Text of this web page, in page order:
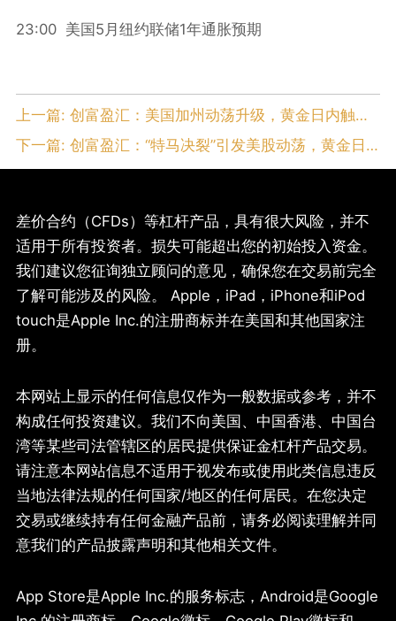
23:00 美国 5 月纽约联储1年通胀预期
上一篇: 创富盈汇：美国加州动荡升级，黄金日内触底反弹
下一篇: 创富盈汇：“特马决裂”引发美股动荡，黄金日内冲高回落，白银刷新13年新高
差价合约（CFDs）等杠杆产品，具有很大风险，并不
适用于所有投资者。损失可能超出您的初始投入资金。
我们建议您征询独立顾问的意见，确保您在交易前完全
了解可能涉及的风险。 Apple，iPad，iPhone和iPod
touch是Apple Inc.的注册商标并在美国和其他国家注
册。
本网站上显示的任何信息仅作为一般数据或参考，并不
构成任何投资建议。我们不向美国、中国香港、中国台
湾等某些司法管辖区的居民提供保证金杠杆产品交易。
请注意本网站信息不适用于视发布或使用此类信息违反
当地法律法规的任何国家/地区的任何居民。在您决定
交易或继续持有任何金融产品前，请务必阅读理解并同
意我们的产品披露声明和其他相关文件。
App Store是Apple Inc.的服务标志，Android是Google